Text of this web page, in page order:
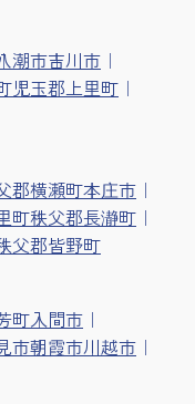
潮市吉川市
児玉郡上里町
郡横瀬町本庄市
町秩父郡長瀞町
父郡皆野町
町入間市
市朝霞市川越市